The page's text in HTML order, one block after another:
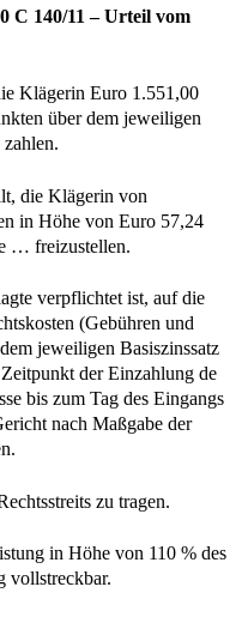
C 140/11 – Urteil vom
Klägerin Euro 1.551,00
über dem jeweiligen
die Klägerin von
in Höhe von Euro 57,24
… freizustellen.
verpflichtet ist, auf die
(Gebühren und
jeweiligen Basiszinssatz
der Einzahlung de
bis zum Tag des Eingangs
nach Maßgabe der
zu tragen.
in Höhe von 110 % des
vollstreckbar.